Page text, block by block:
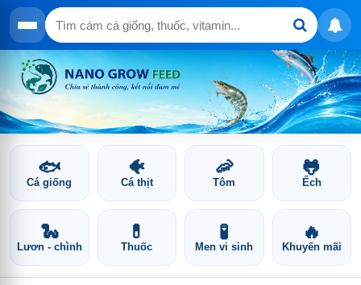
🐟
Cá giống
🐠
Cá thịt
🦐
Tôm
🐸
Ếch
🐍
Lươn - chình
💊
Thuốc
🧪
Men vi sinh
🔥
Khuyến mãi